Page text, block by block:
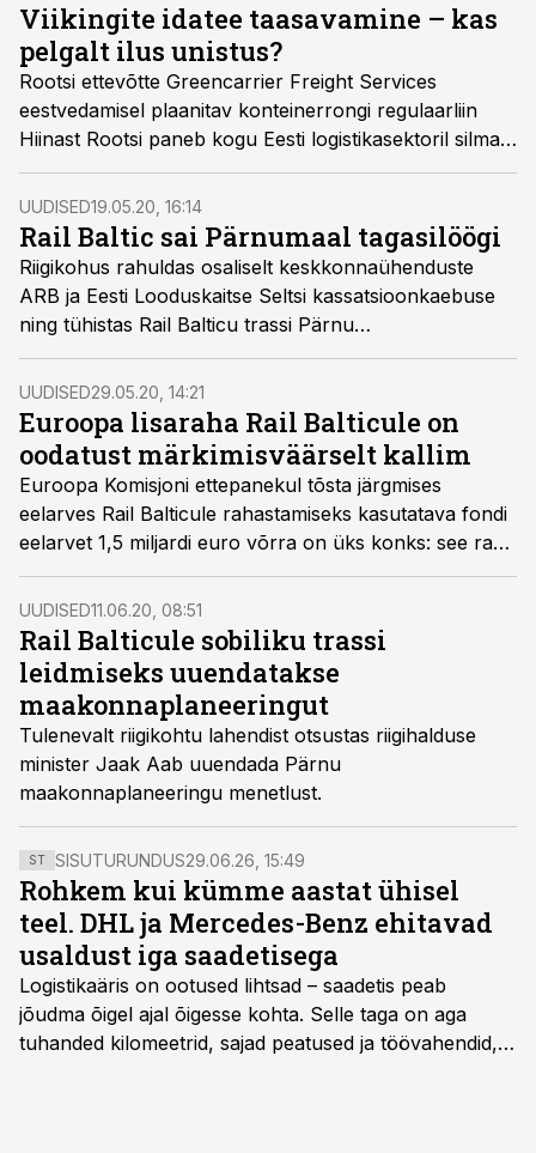
Viikingite idatee taasavamine – kas
pelgalt ilus unistus?
Rootsi ettevõtte Greencarrier Freight Services
eestvedamisel plaanitav konteinerrongi regulaarliin
Hiinast Rootsi paneb kogu Eesti logistikasektoril silmad
särama. Ilusa unistuse täitumise peamiseks takistuseks
peetakse Venemaa ja ELi vahelist keerulist suhet, kuid
asjaosalised ise on optimistlikud.
UUDISED19.05.20, 16:14
Rail Baltic sai Pärnumaal tagasilöögi
Riigikohus rahuldas osaliselt keskkonnaühenduste
ARB ja Eesti Looduskaitse Seltsi kassatsioonkaebuse
ning tühistas Rail Balticu trassi Pärnu
maakonnaplaneeringu kolme trassilõigu puhul. Samas
Harju ja Rapla maakonnaplaneeringud jäid jõusse.
UUDISED29.05.20, 14:21
Euroopa lisaraha Rail Balticule on
oodatust märkimisväärselt kallim
Euroopa Komisjoni ettepanekul tõsta järgmises
eelarves Rail Balticule rahastamiseks kasutatava fondi
eelarvet 1,5 miljardi euro võrra on üks konks: see raha
on liikmesriikidele kopsaka omaosalusega.
UUDISED11.06.20, 08:51
Rail Balticule sobiliku trassi
leidmiseks uuendatakse
maakonnaplaneeringut
Tulenevalt riigikohtu lahendist otsustas riigihalduse
minister Jaak Aab uuendada Pärnu
maakonnaplaneeringu menetlust.
ST SISUTURUNDUS29.06.26, 15:49
Rohkem kui kümme aastat ühisel
teel. DHL ja Mercedes-Benz ehitavad
usaldust iga saadetisega
Logistikaäris on ootused lihtsad – saadetis peab
jõudma õigel ajal õigesse kohta. Selle taga on aga
tuhanded kilomeetrid, sajad peatused ja töövahendid,